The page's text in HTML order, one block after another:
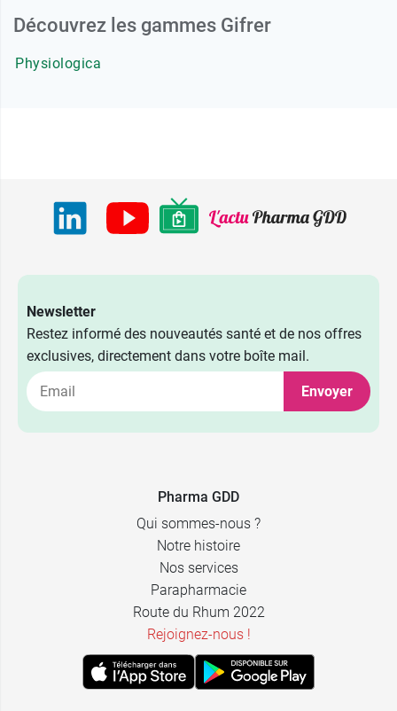
Découvrez les gammes Gifrer
Physiologica
Newsletter
Restez informé des nouveautés santé et de nos offres
exclusives, directement dans votre boîte mail.
Envoyer
Pharma GDD
Qui sommes-nous ?
Notre histoire
Nos services
Parapharmacie
Route du Rhum 2022
Rejoignez-nous !